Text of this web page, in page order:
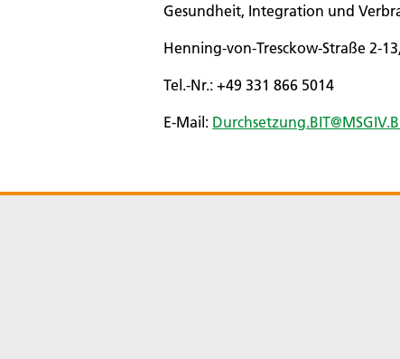
Gesundheit, Integration und
Henning-von-Tresckow-Straße 2-
Tel.-Nr.: +49 331 866 5014
E-Mail: